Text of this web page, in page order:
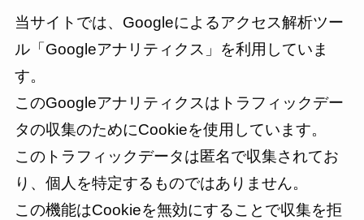
当サイトでは、Googleによるアクセス解析ツー
ル「Googleアナリティクス」を利用していま
す。
このGoogleアナリティクスはトラフィックデー
タの収集のためにCookieを使用しています。
このトラフィックデータは匿名で収集されてお
り、個人を特定するものではありません。
この機能はCookieを無効にすることで収集を拒